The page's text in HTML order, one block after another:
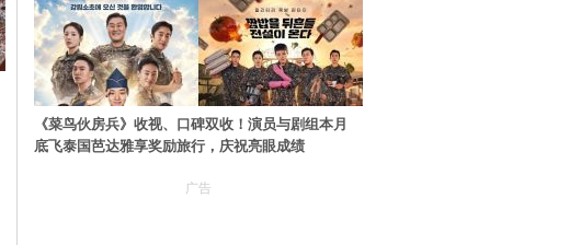
《菜鸟伙房兵》收视、口碑双收！演员与剧组本月
底飞泰国芭达雅享奖励旅行，庆祝亮眼成绩
广告